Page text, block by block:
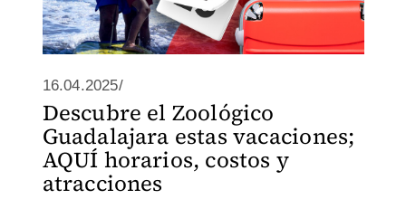
16.04.2025/
Descubre el Zoológico
Guadalajara estas vacaciones;
AQUÍ horarios, costos y
atracciones